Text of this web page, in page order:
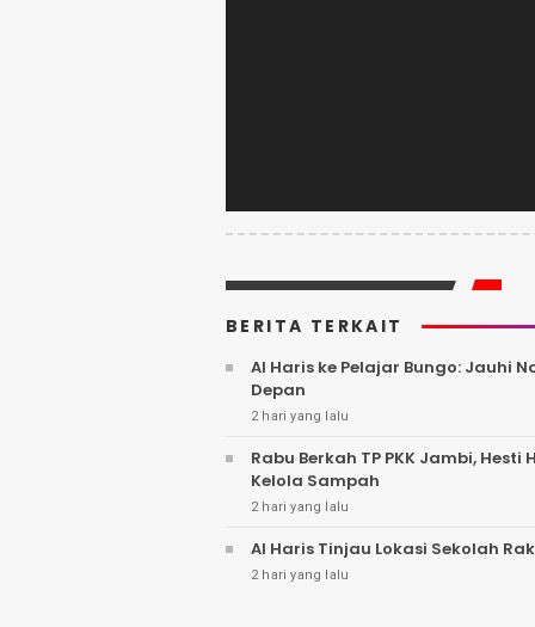
BERITA TERKAIT
Al Haris ke Pelajar Bungo: Jauhi
Depan
2 hari yang lalu
Rabu Berkah TP PKK Jambi,
Kelola Sampah
2 hari yang lalu
Al Haris Tinjau Lokasi Sekolah
2 hari yang lalu